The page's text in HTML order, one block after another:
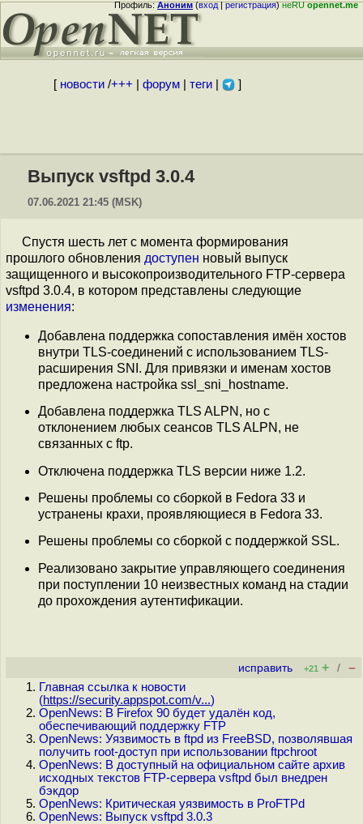
Профиль:Аноним(вход|регистрация)неRUopennet.me
[ новости/+++ форум| теги| ]
Выпуск vsftpd 3.0.4
07.06.2021 21:45 (MSK)
Спустя шесть лет с момента формирования
прошлого обновления доступен новый выпуск
защищенного и высокопроизводительного FTP-сервера
vsftpd 3.0.4, в котором представлены следующие
изменения:
Добавлена поддержка сопоставления имён хостов
внутри TLS-соединений с использованием TLS-
расширения SNI. Для привязки и именам хостов
предложена настройка ssl_sni_hostname.
Добавлена поддержка TLS ALPN, но с
отклонением любых сеансов TLS ALPN, не
связанных с ftp.
Отключена поддержка TLS версии ниже 1.2.
Решены проблемы со сборкой в Fedora 33 и
устранены крахи, проявляющиеся в Fedora 33.
Решены проблемы со сборкой с поддержкой SSL.
Реализовано закрытие управляющего соединения
при поступлении 10 неизвестных команд на стадии
до прохождения аутентификации.
исправить +21 + / –
Главная ссылка к новости
(https://security.appspot.com/v...)
OpenNews: В Firefox 90 будет удалён код,
обеспечивающий поддержку FTP
OpenNews: Уязвимость в ftpd из FreeBSD, позволявшая
получить root-доступ при использовании ftpchroot
OpenNews: В доступный на официальном сайте архив
исходных текстов FTP-сервера vsftpd был внедрен
бэкдор
OpenNews: Критическая уязвимость в ProFTPd
OpenNews: Выпуск vsftpd 3.0.3